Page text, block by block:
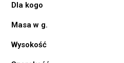
Dla kogo
Masa w g.
Wysokość